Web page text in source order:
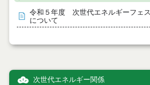
令和５年度 次世代エネルギーフェ
について
次世代エネルギー関係